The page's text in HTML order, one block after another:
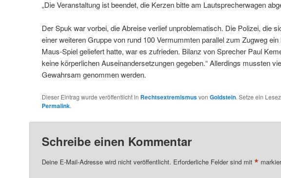
„Die Veranstaltung ist beendet, die Kerzen bitte am Lautsprecherwagen
Der Spuk war vorbei, die Abreise verlief unproblematisch. Die Polizei, die
einer weiteren Gruppe von rund 100 Vermummten parallel zum Zugweg
Maus-Spiel geliefert hatte, war es zufrieden. Bilanz von Sprecher Paul
keine körperlichen Auseinandersetzungen gegeben.“ Allerdings mussten
Gewahrsam genommen werden.
Dieser Eintrag wurde veröffentlicht in Rechtsextremismusvon Goldstein. Setze ein
Permalink.
Schreibe einen Kommentar
Deine E-Mail-Adresse wird nicht veröffentlicht. Erforderliche Felder sind mit *